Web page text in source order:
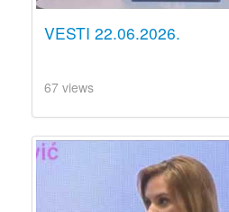
VESTI 22.06.2026.
67 views